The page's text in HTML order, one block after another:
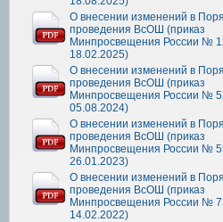
О внесении изменений в
проведения ВсОШ (приказ
Минпросвещения России №
18.02.2025)
О внесении изменений в
проведения ВсОШ (приказ
Минпросвещения России №
05.08.2024)
О внесении изменений в
проведения ВсОШ (приказ
Минпросвещения России №
26.01.2023)
О внесении изменений в
проведения ВсОШ (приказ
Минпросвещения России №
14.02.2022)